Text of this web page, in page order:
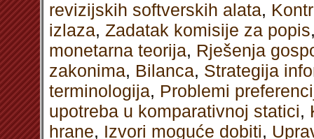
revizijskih softverskih alata,
izlaza, Zadatak komisije za popis
monetarna teorija, Rješenja
zakonima, Bilanca, Strategija
terminologija, Problemi
upotreba u komparativnoj statici,
hrane, Izvori moguće dobiti,